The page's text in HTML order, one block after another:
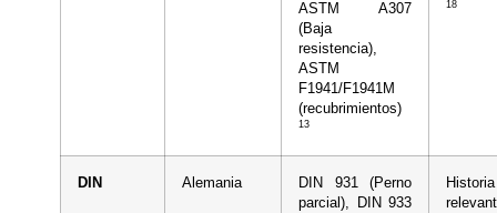
ASTM A307
(Baja
resistencia),
ASTM
F1941/F1941M
(recubrimientos)
13
18
DIN Alemania
DIN 931 (Perno
parcial), DIN 933